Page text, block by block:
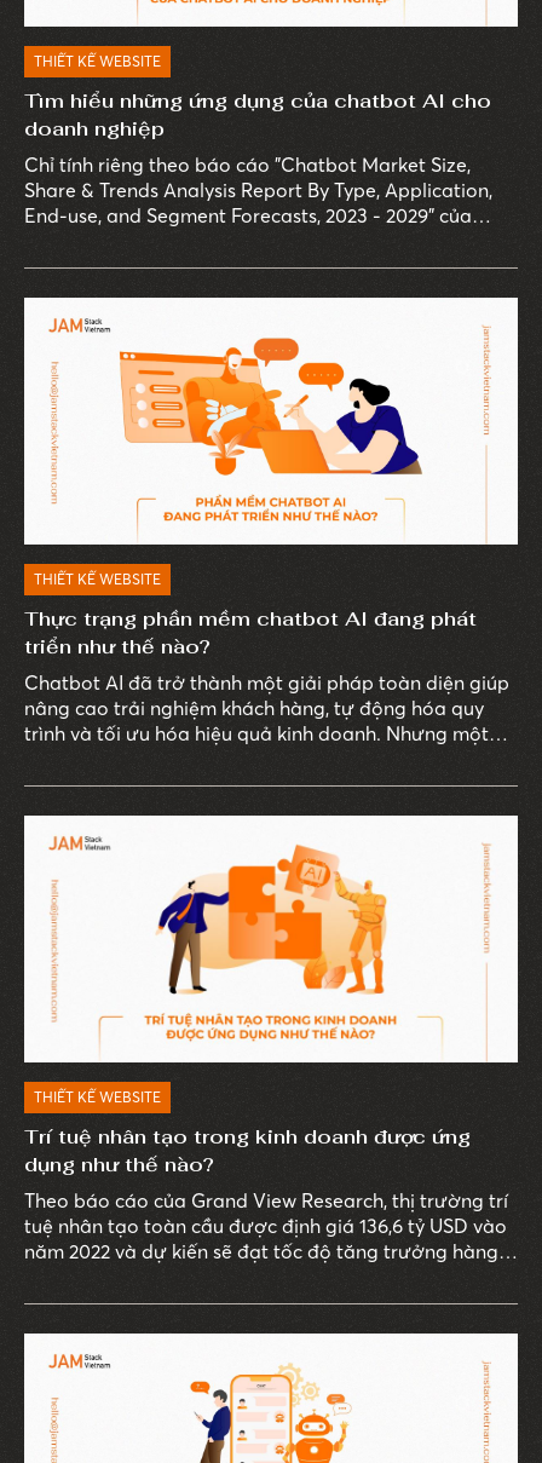
THIẾT KẾ WEBSITE
Tìm hiểu những ứng dụng của chatbot AI cho
doanh nghiệp
Chỉ tính riêng theo báo cáo "Chatbot Market Size,
Share & Trends Analysis Report By Type, Application,
End-use, and Segment Forecasts, 2023 - 2029" của
dự báo sẽ đạt giá trị 1,34 tỷ USD vào năm 2029, với tỷ
lệ tăng trưởng hàng năm (CAGR) lên đến 23,3%.
THIẾT KẾ WEBSITE
Thực trạng phần mềm chatbot AI đang phát
triển như thế nào?
Chatbot AI đã trở thành một giải pháp toàn diện giúp
nâng cao trải nghiệm khách hàng, tự động hóa quy
trình và tối ưu hóa hiệu quả kinh doanh. Nhưng một
phát triển như thế nào để có thể tương tác và hỗ trợ
con người một cách linh hoạt đến vậy?
THIẾT KẾ WEBSITE
Trí tuệ nhân tạo trong kinh doanh được ứng
dụng như thế nào?
Theo báo cáo của Grand View Research, thị trường trí
tuệ nhân tạo toàn cầu được định giá 136,6 tỷ USD vào
năm 2022 và dự kiến sẽ đạt tốc độ tăng trưởng hàng
chứng minh rằng AI đã trở thành xu hướng toàn cầu,
là yếu tố quyết định sự tồn tại, phát triển của doanh
nghiệp trong tương lai.